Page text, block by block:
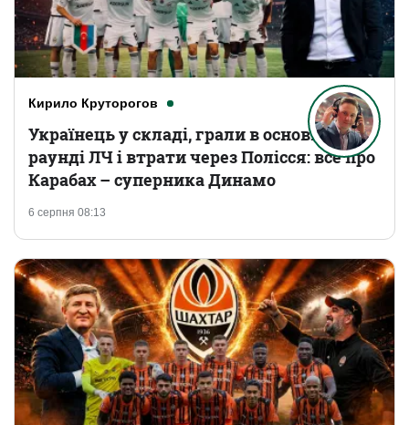
Кирило Круторогов
6 серпня 08:13
Українець у складі, грали в основному
раунді ЛЧ і втрати через Полісся: все про
Карабах – суперника Динамо